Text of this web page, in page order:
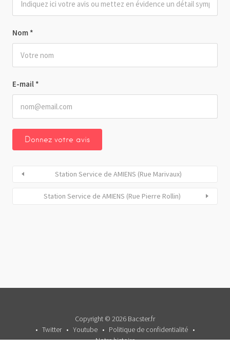
Nom *
E-mail *
Station Service de AMIENS (Rue Marivaux)
Station Service de AMIENS (Rue Pierre Rollin)
Copyright © 2026 Bacster.fr
Twitter
Youtube
Politique de confidentialité
Notre histoire